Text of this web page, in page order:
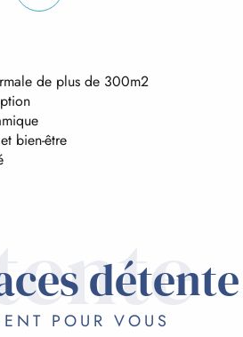
de plus de 300m2
bien-être
détente
POUR VOUS